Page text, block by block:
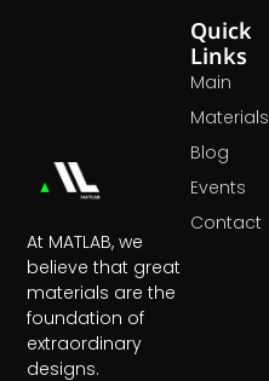
At MATLAB, we
believe that great
materials are the
foundation of
extraordinary
designs.
Quick
Links
Main
Materials
Blog
Events
Contact